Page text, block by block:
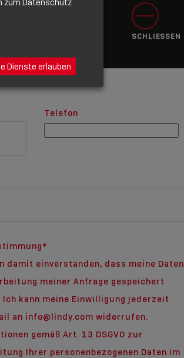
SCHLIESSEN
Telefon
*
damit einverstanden, dass meine Daten
meiner Anfrage gespeichert
Ich kann meine Einwilligung jederzeit
an info@lindy.com widerrufen.
gemäß Art. 13 DSGVO zur
Ihrer personenbezogenen Daten im
Dienste erlauben